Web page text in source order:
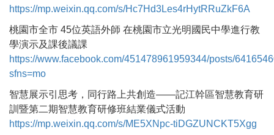
https://mp.weixin.qq.com/s/Hc7Hd3Les4rHytRRuZkF6A
桃園市全市 45位英語外師 在桃園市立光明國民中學進行教
學演示及課後議課
https://www.facebook.com/451478961959344/posts/
sfns=mo
智慧展示引思考，同行路上共創造——記江幹區智慧教育研
訓暨第二期智慧教育研修班結業儀式活動
https://mp.weixin.qq.com/s/ME5XNpc-tiDGZUNCKT5Xgg